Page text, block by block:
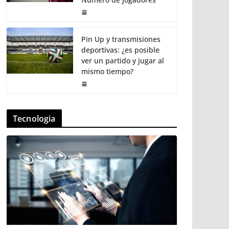
Pin Up y transmisiones
deportivas: ¿es posible
ver un partido y jugar al
mismo tiempo?
Tecnologia